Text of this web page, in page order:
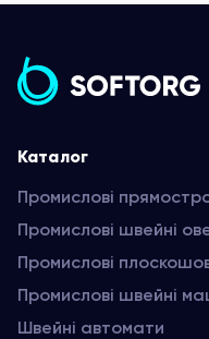
Каталог
Промислові
Промислові швейні
Промислові
Промислові швейні
Швейні автомати